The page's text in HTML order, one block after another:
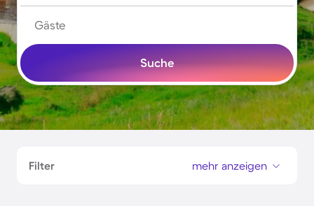
Gäste
Suche
Filter mehr anzeigen